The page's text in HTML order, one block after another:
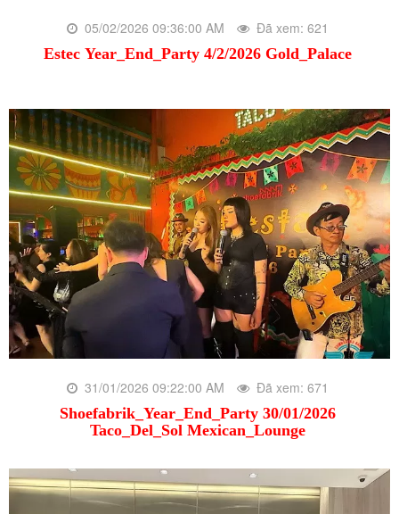
05/02/2026 09:36:00 AM Đã xem: 621
Estec Year_End_Party 4/2/2026 Gold_Palace
31/01/2026 09:22:00 AM Đã xem: 671
Shoefabrik_Year_End_Party 30/01/2026
Taco_Del_Sol Mexican_Lounge